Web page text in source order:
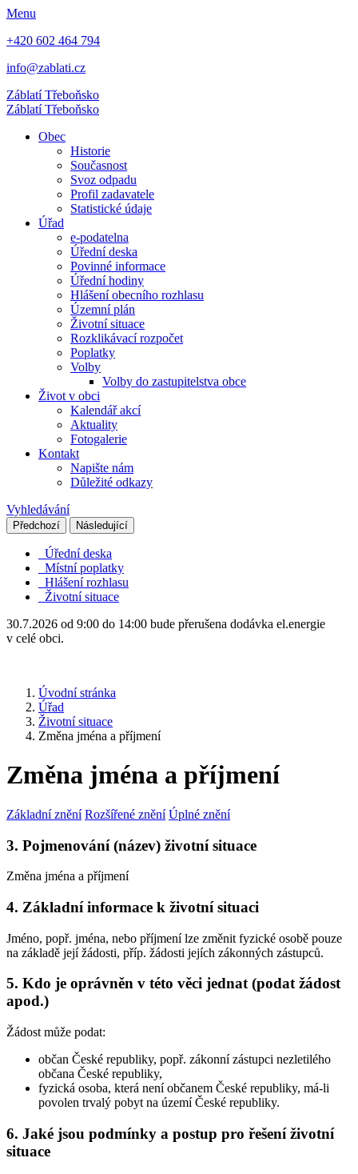
Menu
+420 602 464 794
info@zablati.cz
ZáblatíTřeboňsko
ZáblatíTřeboňsko
Obec
Historie
Současnost
Svoz odpadu
Profil zadavatele
Statistické údaje
Úřad
e-podatelna
Úřední deska
Povinné informace
Úřední hodiny
Hlášení obecního rozhlasu
Územní plán
Životní situace
Rozklikávací rozpočet
Poplatky
Volby
Volby do zastupitelstva obce
Život v obci
Kalendář akcí
Aktuality
Fotogalerie
Kontakt
Napište nám
Důležité odkazy
Vyhledávání
Předchozí Následující
Úřední deska
Místní poplatky
Hlášení rozhlasu
Životní situace
30.7.2026 od 9:00 do 14:00 bude přerušena dodávka el.energie
v celé obci.
Úvodní stránka
Úřad
Životní situace
Změna jména a příjmení
Změna jména a příjmení
Základní znění Rozšířené znění Úplné znění
3. Pojmenování (název) životní situace
Změna jména a příjmení
4. Základní informace k životní situaci
Jméno, popř. jména, nebo příjmení lze změnit fyzické osobě pouze
na základě její žádosti, příp. žádosti jejích zákonných zástupců.
5. Kdo je oprávněn v této věci jednat (podat žádost
apod.)
Žádost může podat:
občan České republiky, popř. zákonní zástupci nezletilého
občana České republiky,
fyzická osoba, která není občanem České republiky, má-li
povolen trvalý pobyt na území České republiky.
6. Jaké jsou podmínky a postup pro řešení životní
situace